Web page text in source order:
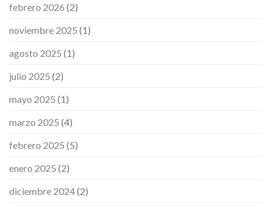
febrero 2026 (2)
noviembre 2025 (1)
agosto 2025 (1)
julio 2025 (2)
mayo 2025 (1)
marzo 2025 (4)
febrero 2025 (5)
enero 2025 (2)
diciembre 2024(2)